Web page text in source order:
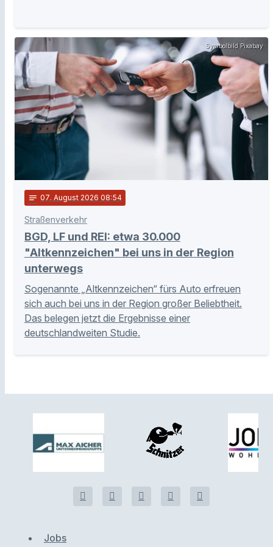
Symbolbild Pixabay
notes 07. August 2026 08:54
Straßenverkehr
BGD, LF und REI: etwa 30.000
"Altkennzeichen" bei uns in der Region
unterwegs
Sogenannte „Altkennzeichen“ fürs Auto erfreuen
sich auch bei uns in der Region großer Beliebtheit.
Das belegen jetzt die Ergebnisse einer
deutschlandweiten Studie.
Jobs